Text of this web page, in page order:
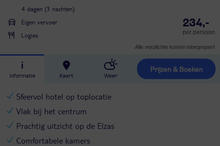
4 dagen (3 nachten)
Eigen vervoer
Logies
234,-
per persoon
Alle verplichte kosten inbegrepen!
Informatie Kaart Weer
Prijzen & Boeken
Sfeervol hotel op toplocatie
Vlak bij het centrum
Prachtig uitzicht op de Elzas
Comfortabele kamers